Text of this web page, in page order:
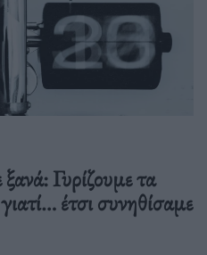
Γυρίζουμε τα
έτσι συνηθίσαμε